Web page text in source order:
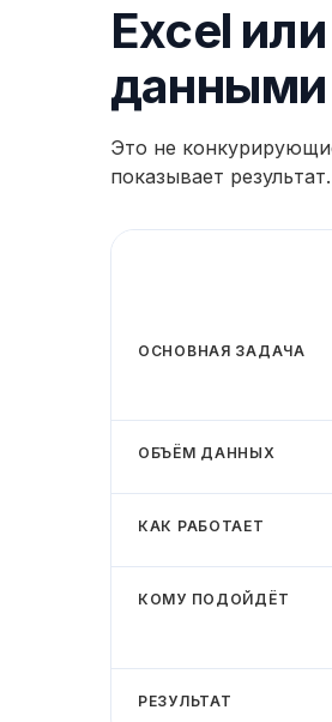
Excel
данными
Это не
показывает
ОСНОВНАЯ ЗАДАЧА
ОБЪЁМ ДАННЫХ
КАК РАБОТАЕТ
КОМУ ПОДОЙДЁТ
РЕЗУЛЬТАТ